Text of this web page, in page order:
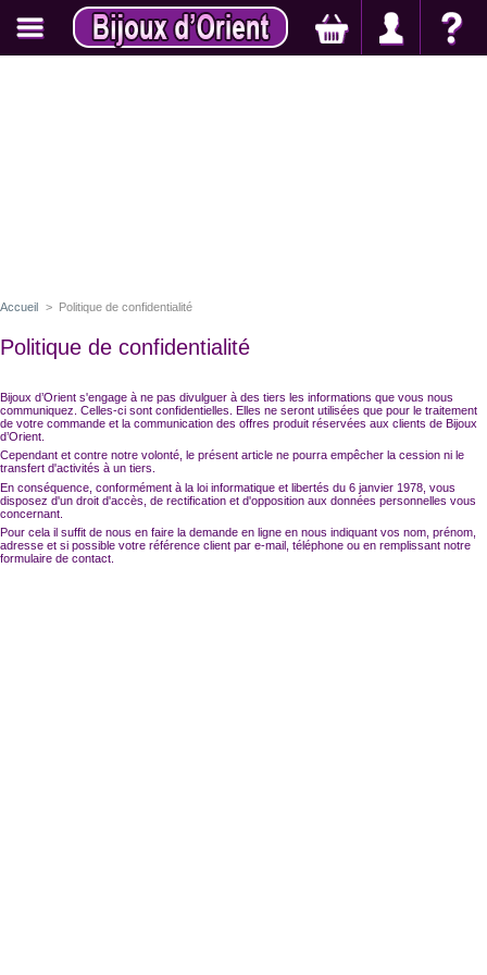
Accueil > Politique de confidentialité
Politique de confidentialité
Bijoux d’Orient s'engage à ne pas divulguer à des tiers les informations que vous nous
communiquez. Celles-ci sont confidentielles. Elles ne seront utilisées que pour le traitement
de votre commande et la communication des offres produit réservées aux clients de Bijoux
d’Orient.
Cependant et contre notre volonté, le présent article ne pourra empêcher la cession ni le
transfert d'activités à un tiers.
En conséquence, conformément à la loi informatique et libertés du 6 janvier 1978, vous
disposez d'un droit d'accès, de rectification et d'opposition aux données personnelles vous
concernant.
Pour cela il suffit de nous en faire la demande en ligne en nous indiquant vos nom, prénom,
adresse et si possible votre référence client par e-mail, téléphone ou en remplissant notre
formulaire de contact.